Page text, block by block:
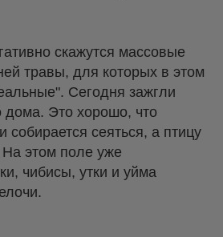
скажутся массовые
травы, для которых в этом
Сегодня зажгли
дома. Это хорошо, что
собирается сеяться, а птицу
этом поле уже
чибисы, утки и уйма